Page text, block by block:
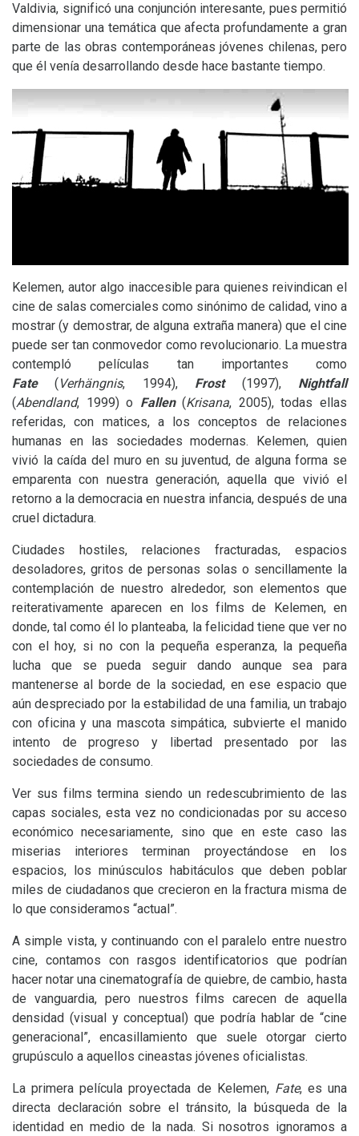
Valdivia, significó una conjunción interesante, pues permitió
dimensionar una temática que afecta profundamente a gran
parte de las obras contemporáneas jóvenes chilenas, pero
que él venía desarrollando desde hace bastante tiempo.
Kelemen, autor algo inaccesible para quienes reivindican el
cine de salas comerciales como sinónimo de calidad, vino a
mostrar (y demostrar, de alguna extraña manera) que el cine
puede ser tan conmovedor como revolucionario. La muestra
contempló películas tan importantes como
Fate(Verhängnis, 1994), Frost(1997), Nightfall
(Abendland, 1999) o Fallen(Krisana, 2005), todas ellas
referidas, con matices, a los conceptos de relaciones
humanas en las sociedades modernas. Kelemen, quien
vivió la caída del muro en su juventud, de alguna forma se
emparenta con nuestra generación, aquella que vivió el
retorno a la democracia en nuestra infancia, después de una
cruel dictadura.
Ciudades hostiles, relaciones fracturadas, espacios
desoladores, gritos de personas solas o sencillamente la
contemplación de nuestro alrededor, son elementos que
reiterativamente aparecen en los films de Kelemen, en
donde, tal como él lo planteaba, la felicidad tiene que ver no
con el hoy, si no con la pequeña esperanza, la pequeña
lucha que se pueda seguir dando aunque sea para
mantenerse al borde de la sociedad, en ese espacio que
aún despreciado por la estabilidad de una familia, un trabajo
con oficina y una mascota simpática, subvierte el manido
intento de progreso y libertad presentado por las
sociedades de consumo.
Ver sus films termina siendo un redescubrimiento de las
capas sociales, esta vez no condicionadas por su acceso
económico necesariamente, sino que en este caso las
miserias interiores terminan proyectándose en los
espacios, los minúsculos habitáculos que deben poblar
miles de ciudadanos que crecieron en la fractura misma de
lo que consideramos “actual”.
A simple vista, y continuando con el paralelo entre nuestro
cine, contamos con rasgos identificatorios que podrían
hacer notar una cinematografía de quiebre, de cambio, hasta
de vanguardia, pero nuestros films carecen de aquella
densidad (visual y conceptual) que podría hablar de “cine
generacional”, encasillamiento que suele otorgar cierto
grupúsculo a aquellos cineastas jóvenes oficialistas.
La primera película proyectada de Kelemen, Fate, es una
directa declaración sobre el tránsito, la búsqueda de la
identidad en medio de la nada. Si nosotros ignoramos a